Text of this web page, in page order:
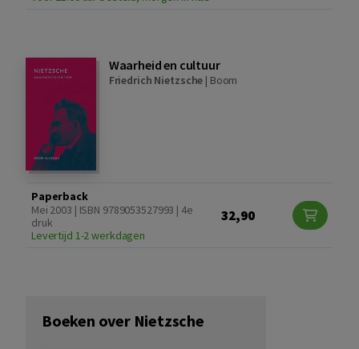
Waarheid en cultuur
Friedrich Nietzsche | Boom
Paperback
Mei 2003 | ISBN 9789053527993 | 4e
druk
Levertijd 1-2 werkdagen
32,90
Boeken over Nietzsche